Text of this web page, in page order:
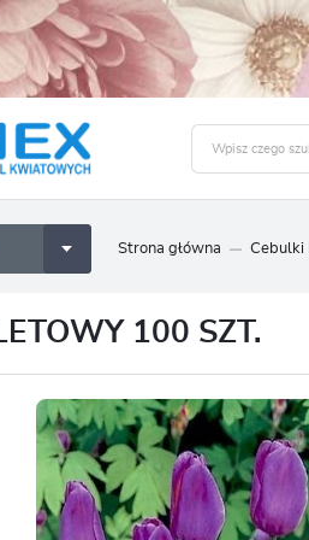
WARZYW
WARZYW
Strona główna Cebulki
100 SZT.